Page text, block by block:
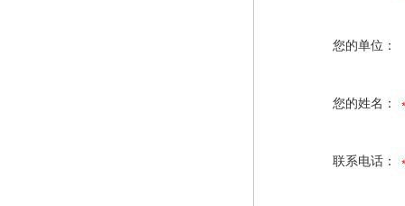
您的单位：
您的姓名：
联系电话：